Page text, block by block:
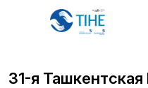
31-я